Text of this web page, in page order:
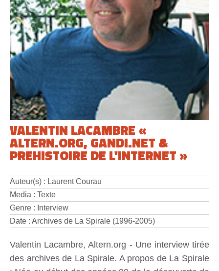
VALENTIN LACAMBRE «
ALTERN.ORG, GANDI.NET &
PREHISTOIRE DE L'INTERNET »
Auteur(s) : Laurent Courau
Media : Texte
Genre : Interview
Date : Archives de La Spirale (1996-2005)
Valentin Lacambre, Altern.org - Une interview tirée
des archives de La Spirale. A propos de La Spirale